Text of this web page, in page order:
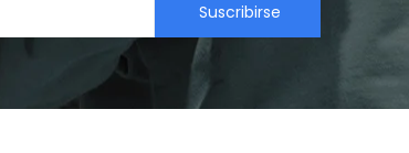
Suscribirse